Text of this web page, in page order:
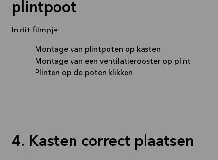
plintpoot
In dit filmpje:
Montage van plintpoten op kasten
Montage van een ventilatierooster op plint
Plinten op de poten klikken
4. Kasten correct plaatsen